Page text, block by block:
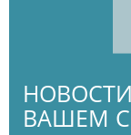
НОВОСТИ
ВАШЕМ